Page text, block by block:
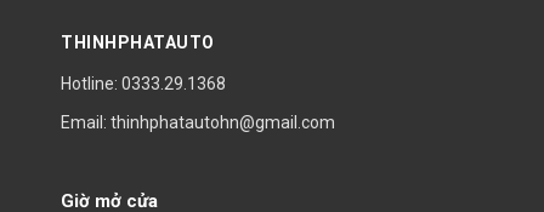
THINHPHATAUTO
Hotline: 0333.29.1368
Email: thinhphatautohn@gmail.com
Giờ mở cửa